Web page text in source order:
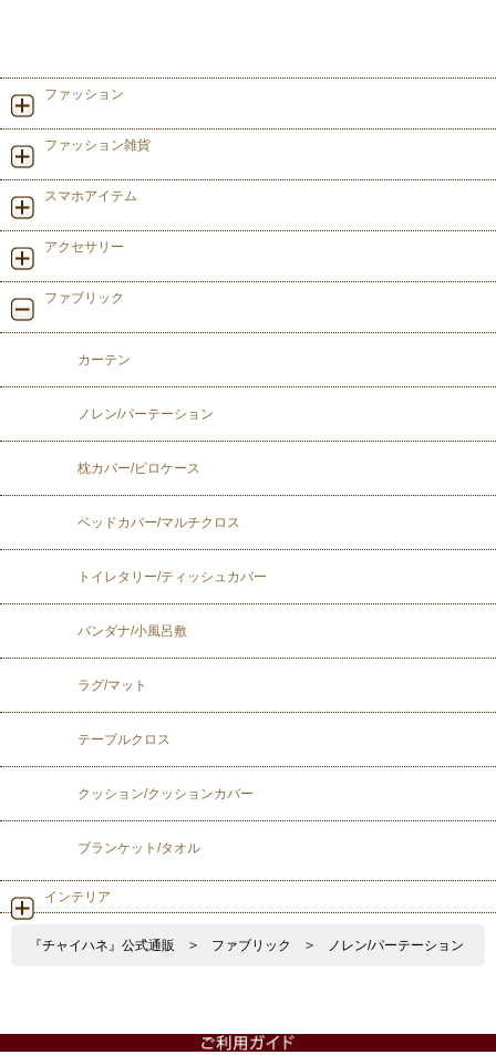
ファッション
ファッション雑貨
スマホアイテム
アクセサリー
ファブリック
カーテン
ノレン/パーテーション
枕カバー/ピロケース
ベッドカバー/マルチクロス
トイレタリー/ティッシュカバー
バンダナ/小風呂敷
ラグ/マット
テーブルクロス
クッション/クッションカバー
ブランケット/タオル
インテリア
『チャイハネ』公式通販 > ファブリック > ノレン/パーテーション